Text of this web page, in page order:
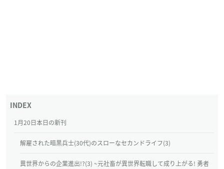
1月20日本日の新刊
解雇された暗黒兵士(30代)のスローなセカンドライフ(3)
異世界からの企業進出!?(3) ~元社畜が異世界転職して成り上がる! 勇者